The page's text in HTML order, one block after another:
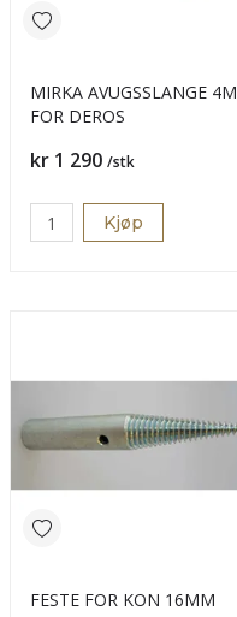
MIRKA AVUGSSLANGE 4M
FOR DEROS
Pris
kr 1 290 /stk
Kjøp
FESTE FOR KON 16MM